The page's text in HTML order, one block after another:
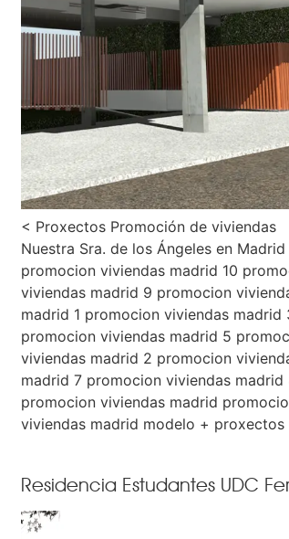
< Proxectos Promoción de viviendas
Nuestra Sra. de los Ángeles en Madrid
promocion viviendas madrid 10
viviendas madrid 9 promocion
madrid 1 promocion viviendas madrid
promocion viviendas madrid 5
viviendas madrid 2 promocion
madrid 7 promocion viviendas madrid
promocion viviendas madrid
viviendas madrid modelo + proxectos
Residencia Estudantes UDC